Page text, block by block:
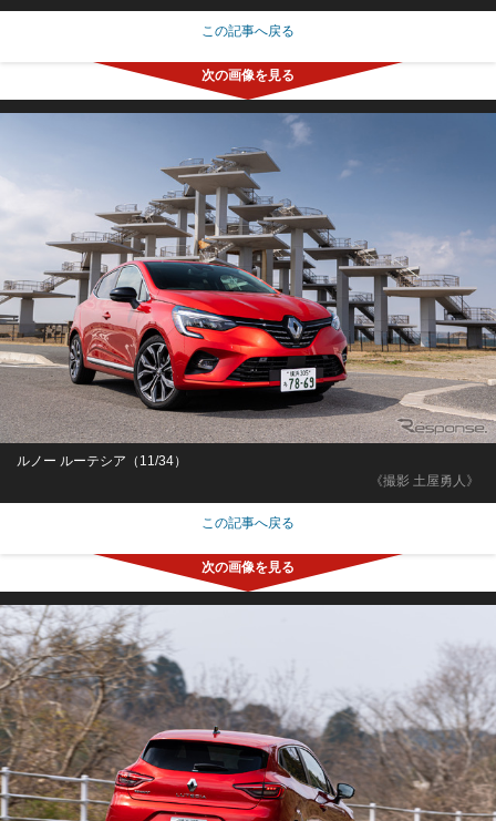
この記事へ戻る
《撮影 土屋勇人》
ルノー ルーテシア（11/34）
この記事へ戻る